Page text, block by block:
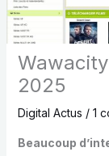
2025
Digital Actus / 1
Beaucoup